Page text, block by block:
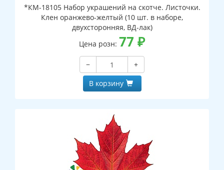
*КМ-18105 Набор украшений на скотче. Листочки.
Клен оранжево-желтый (10 шт. в наборе,
двухсторонняя, ВД-лак)
Цена розн: 77 ₽
−
+
В корзину